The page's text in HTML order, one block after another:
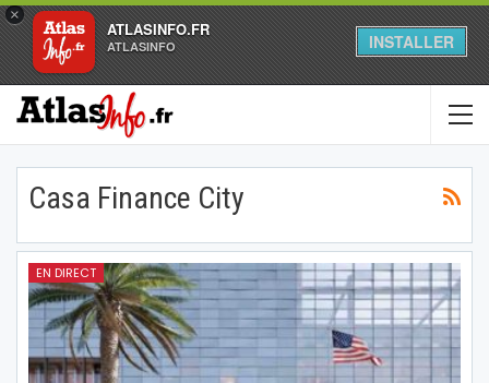
×
ATLASINFO.FR
ATLASINFO INSTALLER
Casa Finance City
EN DIRECT